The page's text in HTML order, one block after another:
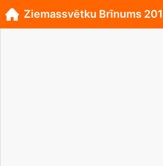
Ziemassvētku Brīnums